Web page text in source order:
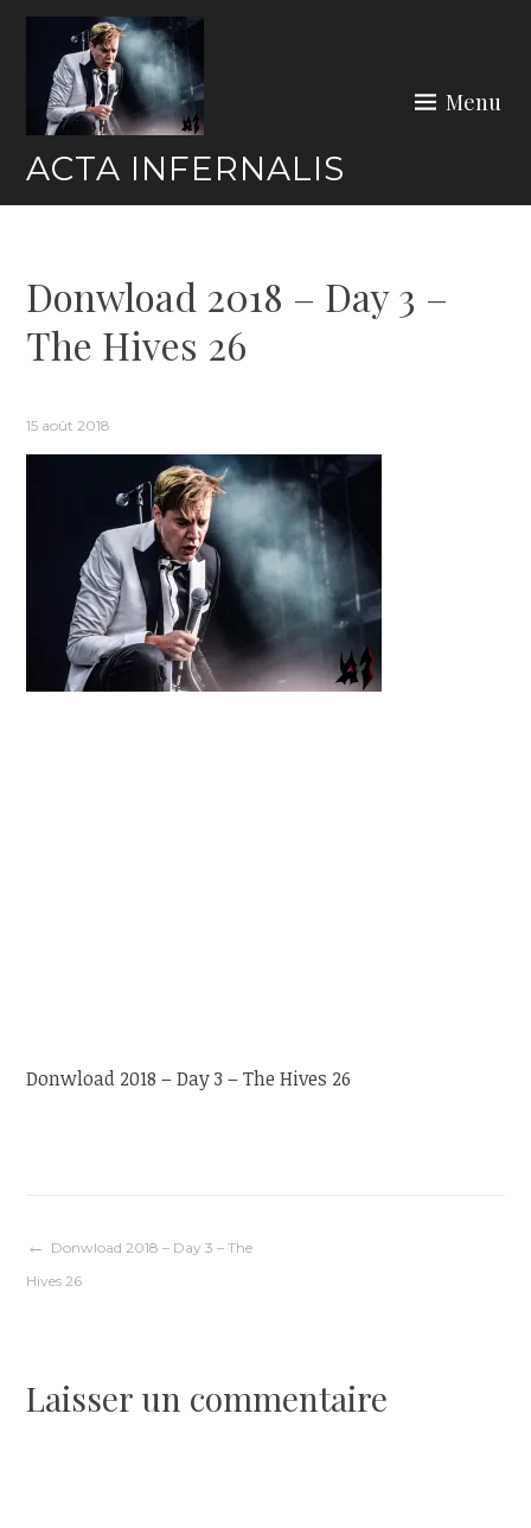
Skip
content
ACTA INFERNALIS
Menu
Donwload 2018 – Day 3 –
The Hives 26
15 août 2018
Donwload 2018 – Day 3 – The Hives 26
Navigation
l’article
Donwload 2018 – Day 3 – The
Hives 26
Laisser un commentaire